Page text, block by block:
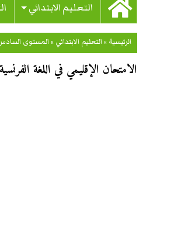
التعليم الابتدائي
الرئيسية »التعليم الابتدائي »المستوى
الامتحان الإقليمي في اللغة